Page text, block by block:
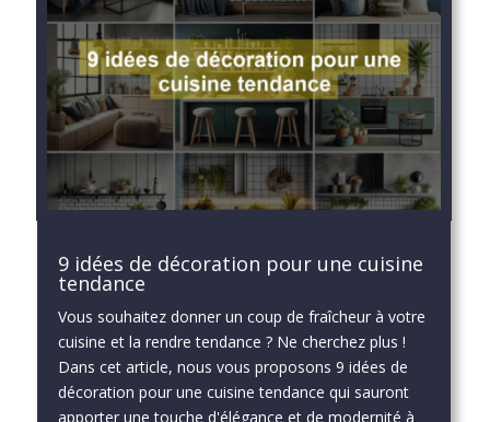
9 idées de décoration pour une cuisine
tendance
Vous souhaitez donner un coup de fraîcheur à votre
cuisine et la rendre tendance ? Ne cherchez plus !
Dans cet article, nous vous proposons 9 idées de
décoration pour une cuisine tendance qui sauront
apporter une touche d'élégance et de modernité à